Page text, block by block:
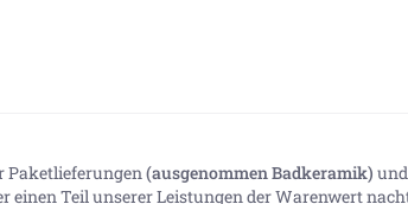
Paketlieferungen(ausgenommen Badkeramik)
Teil unserer Leistungen der Warenwert